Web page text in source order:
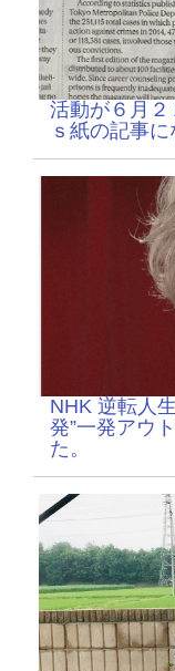
活動が６月
ｓ紙の記事
NHK 逆転人
発”一発アウ
た。